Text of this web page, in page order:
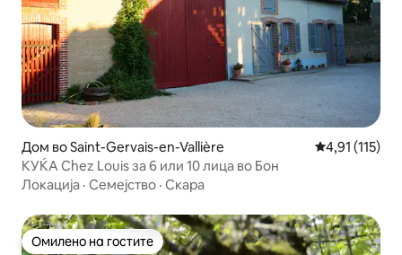
Дом во Saint-Gervais-en-Vallière Просечна
4,91 (115)
КУЌА Chez Louis за 6 или 10 лица во Бон
Локација · Семејство · Скара
Омилено на гостите
Омилено на гостите